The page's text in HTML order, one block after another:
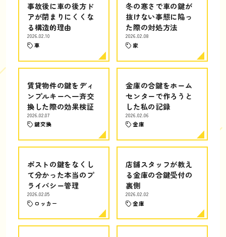
事故後に車の後方ド
アが閉まりにくくな
る構造的理由
2026.02.10
車
冬の寒さで車の鍵が
抜けない事態に陥っ
た際の対処方法
2026.02.08
家
賃貸物件の鍵をディ
ンプルキーへ一斉交
換した際の効果検証
2026.02.07
鍵交換
金庫の合鍵をホーム
センターで作ろうと
した私の記録
2026.02.06
金庫
ポストの鍵をなくし
て分かった本当のプ
ライバシー管理
2026.02.05
ロッカー
店舗スタッフが教え
る金庫の合鍵受付の
裏側
2026.02.02
金庫